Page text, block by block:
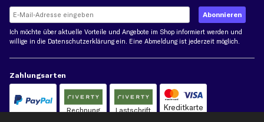
Ich möchte über aktuelle Vorteile und Angebote im Shop informiert werden und
willige in die Datenschutzerklärung ein. Eine Abmeldung ist jederzeit möglich.
Zahlungsarten
Rechnung Lastschrift Kreditkarte